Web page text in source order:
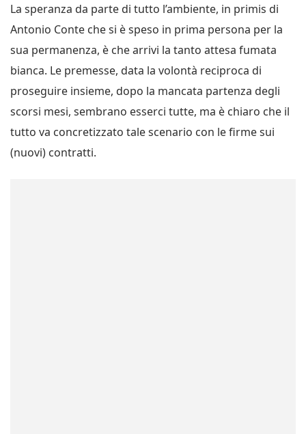
La speranza da parte di tutto l’ambiente, in primis di
Antonio Conte che si è speso in prima persona per la
sua permanenza, è che arrivi la tanto attesa fumata
bianca. Le premesse, data la volontà reciproca di
proseguire insieme, dopo la mancata partenza degli
scorsi mesi, sembrano esserci tutte, ma è chiaro che il
tutto va concretizzato tale scenario con le firme sui
(nuovi) contratti.